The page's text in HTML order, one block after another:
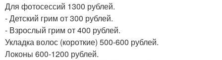
Для фотосессий 1300 рублей.
- Детский грим от 300 рублей.
- Взрослый грим от 400 рублей.
Укладка волос (короткие) 500-600 рублей.
Локоны 600-1200 рублей.